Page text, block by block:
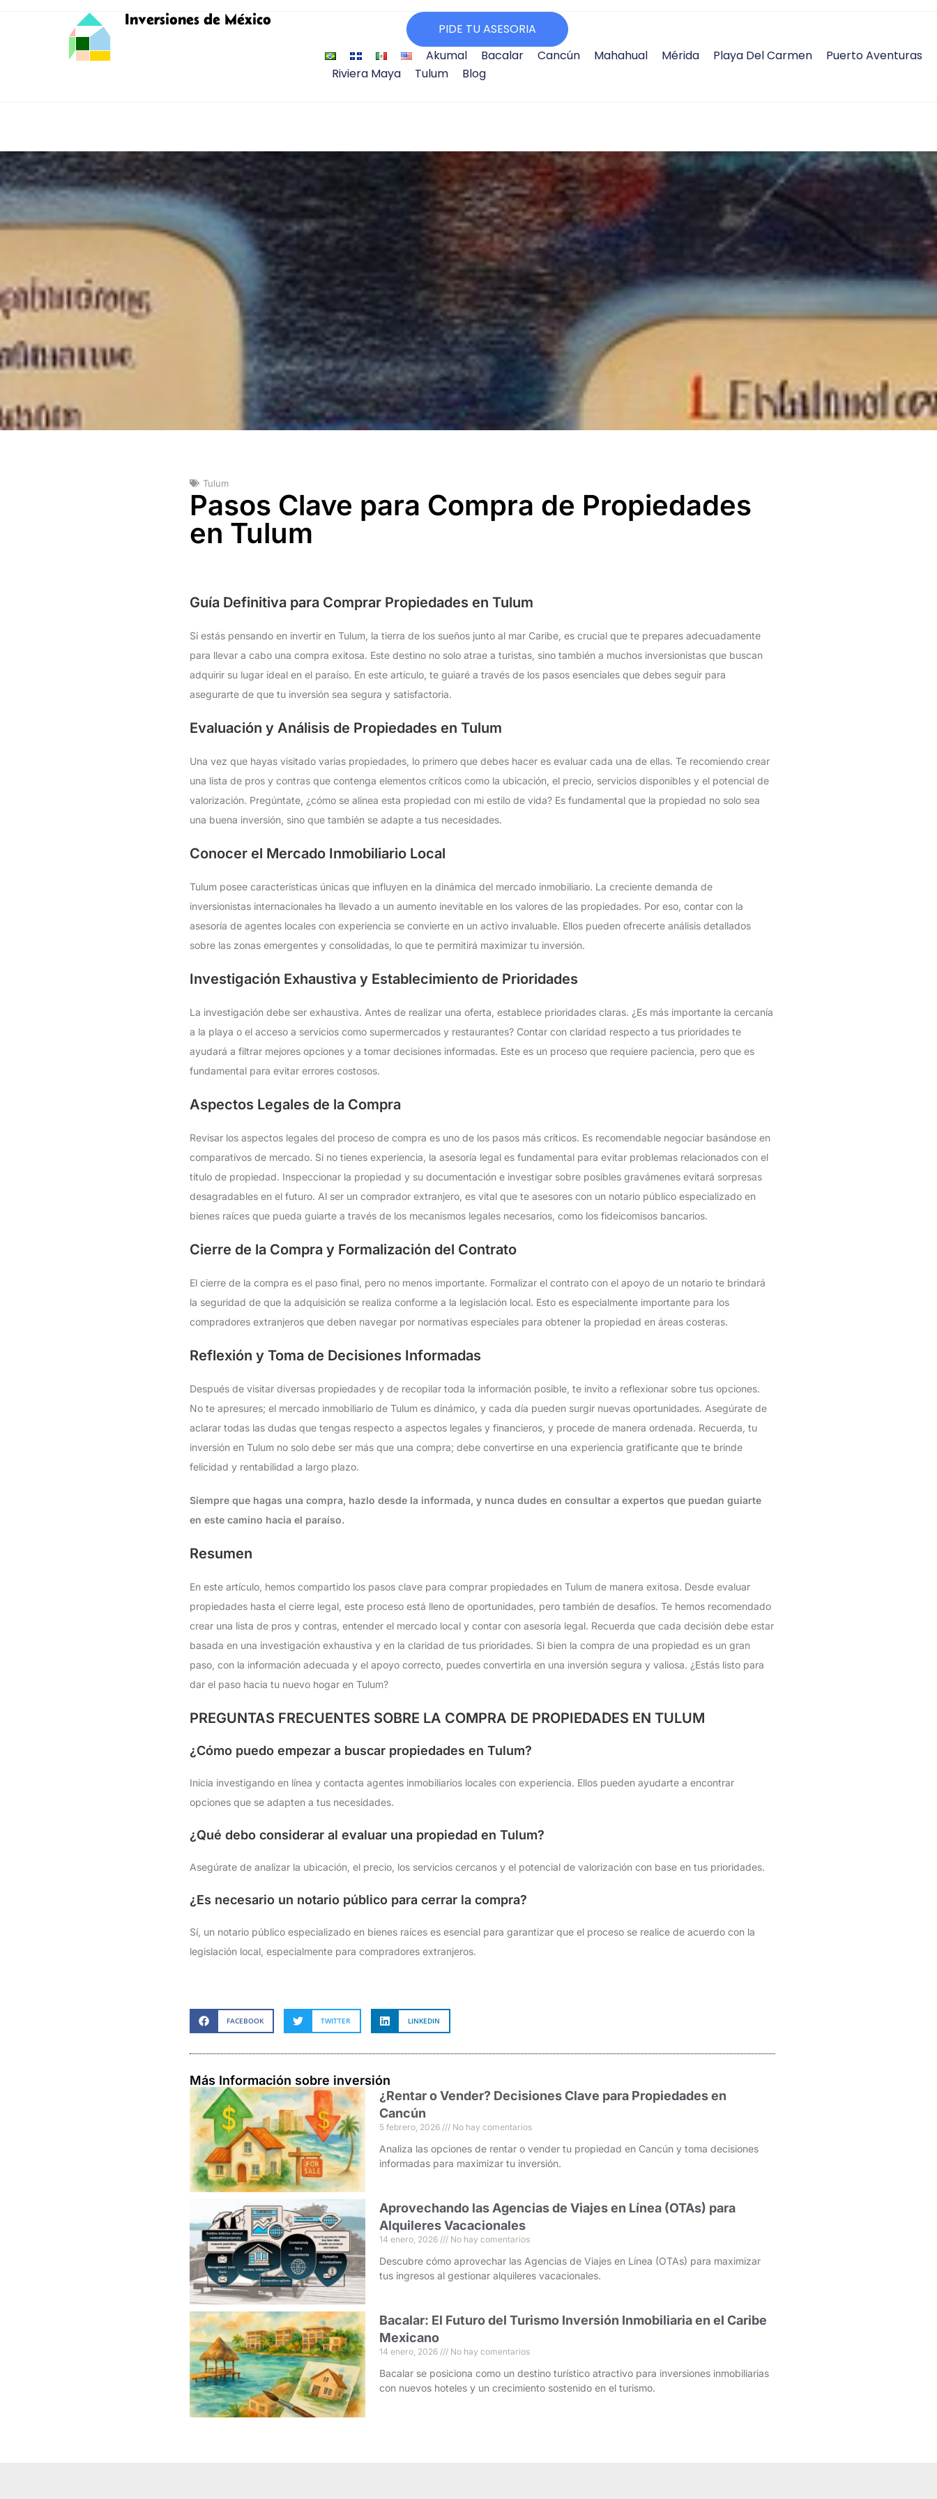
Inversiones de México
PIDE TU ASESORIA
Akumal
Bacalar Cancún Mahahual Mérida Playa Del Carmen Puerto Aventuras
Riviera Maya
Tulum Blog
Tulum
Pasos Clave para Compra de Propiedades
en Tulum
Guía Definitiva para Comprar Propiedades en Tulum
Si estás pensando en invertir en Tulum, la tierra de los sueños junto al mar Caribe, es crucial que te prepares adecuadamente
para llevar a cabo una compra exitosa. Este destino no solo atrae a turistas, sino también a muchos inversionistas que buscan
adquirir su lugar ideal en el paraíso. En este artículo, te guiaré a través de los pasos esenciales que debes seguir para
asegurarte de que tu inversión sea segura y satisfactoria.
Evaluación y Análisis de Propiedades en Tulum
Una vez que hayas visitado varias propiedades, lo primero que debes hacer es evaluar cada una de ellas. Te recomiendo crear
una lista de pros y contras que contenga elementos críticos como la ubicación, el precio, servicios disponibles y el potencial de
valorización. Pregúntate, ¿cómo se alinea esta propiedad con mi estilo de vida? Es fundamental que la propiedad no solo sea
una buena inversión, sino que también se adapte a tus necesidades.
Conocer el Mercado Inmobiliario Local
Tulum posee características únicas que influyen en la dinámica del mercado inmobiliario. La creciente demanda de
inversionistas internacionales ha llevado a un aumento inevitable en los valores de las propiedades. Por eso, contar con la
asesoría de agentes locales con experiencia se convierte en un activo invaluable. Ellos pueden ofrecerte análisis detallados
sobre las zonas emergentes y consolidadas, lo que te permitirá maximizar tu inversión.
Investigación Exhaustiva y Establecimiento de Prioridades
La investigación debe ser exhaustiva. Antes de realizar una oferta, establece prioridades claras. ¿Es más importante la cercanía
a la playa o el acceso a servicios como supermercados y restaurantes? Contar con claridad respecto a tus prioridades te
ayudará a filtrar mejores opciones y a tomar decisiones informadas. Este es un proceso que requiere paciencia, pero que es
fundamental para evitar errores costosos.
Aspectos Legales de la Compra
Revisar los aspectos legales del proceso de compra es uno de los pasos más críticos. Es recomendable negociar basándose en
comparativos de mercado. Si no tienes experiencia, la asesoría legal es fundamental para evitar problemas relacionados con el
título de propiedad. Inspeccionar la propiedad y su documentación e investigar sobre posibles gravámenes evitará sorpresas
desagradables en el futuro. Al ser un comprador extranjero, es vital que te asesores con un notario público especializado en
bienes raíces que pueda guiarte a través de los mecanismos legales necesarios, como los fideicomisos bancarios.
Cierre de la Compra y Formalización del Contrato
El cierre de la compra es el paso final, pero no menos importante. Formalizar el contrato con el apoyo de un notario te brindará
la seguridad de que la adquisición se realiza conforme a la legislación local. Esto es especialmente importante para los
compradores extranjeros que deben navegar por normativas especiales para obtener la propiedad en áreas costeras.
Reflexión y Toma de Decisiones Informadas
Después de visitar diversas propiedades y de recopilar toda la información posible, te invito a reflexionar sobre tus opciones.
No te apresures; el mercado inmobiliario de Tulum es dinámico, y cada día pueden surgir nuevas oportunidades. Asegúrate de
aclarar todas las dudas que tengas respecto a aspectos legales y financieros, y procede de manera ordenada. Recuerda, tu
inversión en Tulum no solo debe ser más que una compra; debe convertirse en una experiencia gratificante que te brinde
felicidad y rentabilidad a largo plazo.
Siempre que hagas una compra, hazlo desde la informada, y nunca dudes en consultar a expertos que puedan guiarte
en este camino hacia el paraíso.
Resumen
En este artículo, hemos compartido los pasos clave para comprar propiedades en Tulum de manera exitosa. Desde evaluar
propiedades hasta el cierre legal, este proceso está lleno de oportunidades, pero también de desafíos. Te hemos recomendado
crear una lista de pros y contras, entender el mercado local y contar con asesoría legal. Recuerda que cada decisión debe estar
basada en una investigación exhaustiva y en la claridad de tus prioridades. Si bien la compra de una propiedad es un gran
paso, con la información adecuada y el apoyo correcto, puedes convertirla en una inversión segura y valiosa. ¿Estás listo para
dar el paso hacia tu nuevo hogar en Tulum?
PREGUNTAS FRECUENTES SOBRE LA COMPRA DE PROPIEDADES EN TULUM
¿Cómo puedo empezar a buscar propiedades en Tulum?
Inicia investigando en línea y contacta agentes inmobiliarios locales con experiencia. Ellos pueden ayudarte a encontrar
opciones que se adapten a tus necesidades.
¿Qué debo considerar al evaluar una propiedad en Tulum?
Asegúrate de analizar la ubicación, el precio, los servicios cercanos y el potencial de valorización con base en tus prioridades.
¿Es necesario un notario público para cerrar la compra?
Sí, un notario público especializado en bienes raíces es esencial para garantizar que el proceso se realice de acuerdo con la
legislación local, especialmente para compradores extranjeros.
FACEBOOK TWITTER LINKEDIN
Más Información sobre inversión
¿Rentar o Vender? Decisiones Clave para Propiedades en
Cancún
5 febrero, 2026 No hay comentarios
Analiza las opciones de rentar o vender tu propiedad en Cancún y toma decisiones
informadas para maximizar tu inversión.
Aprovechando las Agencias de Viajes en Línea (OTAs) para
Alquileres Vacacionales
14 enero, 2026 No hay comentarios
Descubre cómo aprovechar las Agencias de Viajes en Línea (OTAs) para maximizar
tus ingresos al gestionar alquileres vacacionales.
Bacalar: El Futuro del Turismo Inversión Inmobiliaria en el Caribe
Mexicano
14 enero, 2026 No hay comentarios
Bacalar se posiciona como un destino turístico atractivo para inversiones inmobiliarias
con nuevos hoteles y un crecimiento sostenido en el turismo.